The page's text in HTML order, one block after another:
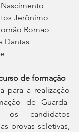
Jerônimo
Romao
Dantas
de formação
para a realização
de Guarda-
os candidatos
provas seletivas,